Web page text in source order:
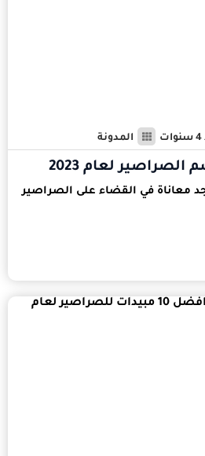
المدونة
معاناة في القضاء على الصراصير